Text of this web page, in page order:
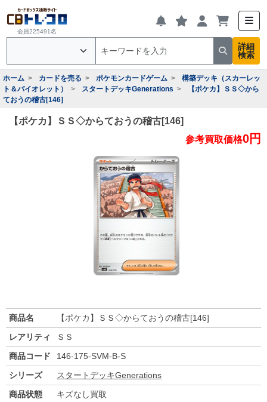
会員225491名
詳細
検索
ホーム カードを売る ポケモンカードゲーム
構築デッキ（スカーレッ
ト＆バイオレット）
スタートデッキGenerations
【ポケカ】ＳＳ◇から
ておうの稽古[146]
【ポケカ】ＳＳ◇からておうの稽古[146]
参考買取価格0円
商品名
【ポケカ】ＳＳ◇からておうの稽古[146]
レアリティ
ＳＳ
商品コード
146-175-SVM-B-S
シリーズ
スタートデッキGenerations
商品状態
キズなし買取